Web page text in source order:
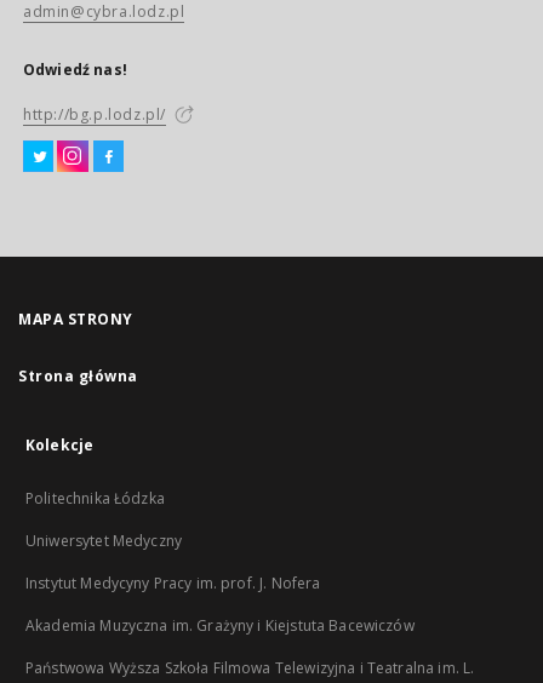
admin@cybra.lodz.pl
Odwiedź nas!
http://bg.p.lodz.pl/
MAPA STRONY
Strona główna
Kolekcje
Politechnika Łódzka
Uniwersytet Medyczny
Instytut Medycyny Pracy im. prof. J. Nofera
Akademia Muzyczna im. Grażyny i Kiejstuta Bacewiczów
Państwowa Wyższa Szkoła Filmowa Telewizyjna i Teatralna im. L.